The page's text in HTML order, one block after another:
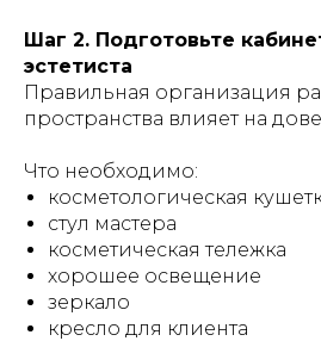
Шаг 2. Подготовьте
эстетиста
Правильная организация
пространства влияет на
Что необходимо:
косметологическая
стул мастера
косметическая тележка
хорошее освещение
зеркало
кресло для клиента